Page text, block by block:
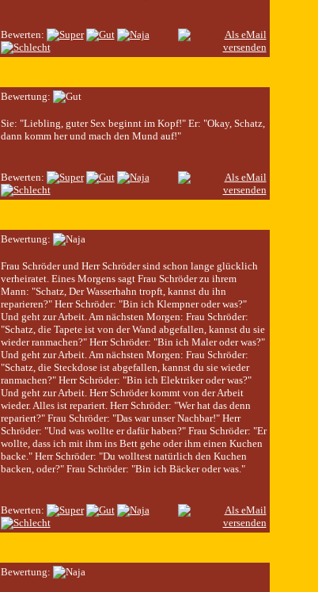
Bewerten:
Bewertung:
Sie: "Liebling, guter Sex beginnt im Kopf!" Er: "Okay, Schatz,
dann komm her und mach den Mund auf!"
Bewerten:
Bewertung:
Frau Schröder und Herr Schröder sind schon lange glücklich
verheiratet. Eines Morgens sagt Frau Schröder zu ihrem
Mann: "Schatz, Der Wasserhahn tropft, kannst du ihn
reparieren?" Herr Schröder: "Bin ich Klempner oder was?"
Und geht zur Arbeit. Am nächsten Morgen: Frau Schröder:
"Schatz, die Tapete ist von der Wand abgefallen, kannst du sie
wieder ranmachen?" Herr Schröder: "Bin ich Maler oder was?"
Und geht zur Arbeit. Am nächsten Morgen: Frau Schröder:
"Schatz, die Steckdose ist abgefallen, kannst du sie wieder
ranmachen?" Herr Schröder: "Bin ich Elektriker oder was?"
Und geht zur Arbeit. Herr Schröder kommt von der Arbeit
wieder. Alles ist repariert. Herr Schröder: "Wer hat das denn
repariert?" Frau Schröder: "Das war unser Nachbar!" Herr
Schröder: "Und was wollte er dafür haben?" Frau Schröder: "Er
wollte, dass ich mit ihm ins Bett gehe oder ihm einen Kuchen
backe." Herr Schröder: "Du wolltest natürlich den Kuchen
backen, oder?" Frau Schröder: "Bin ich Bäcker oder was."
Bewerten:
Bewertung: